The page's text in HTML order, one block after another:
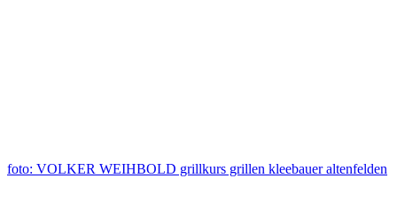
foto: VOLKER WEIHBOLD grillkurs grillen kleebauer altenfelden